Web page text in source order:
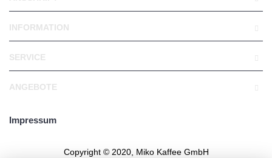
INFORMATION
SERVICE
ANGEBOTE
Impressum
Copyright © 2020, Miko Kaffee GmbH